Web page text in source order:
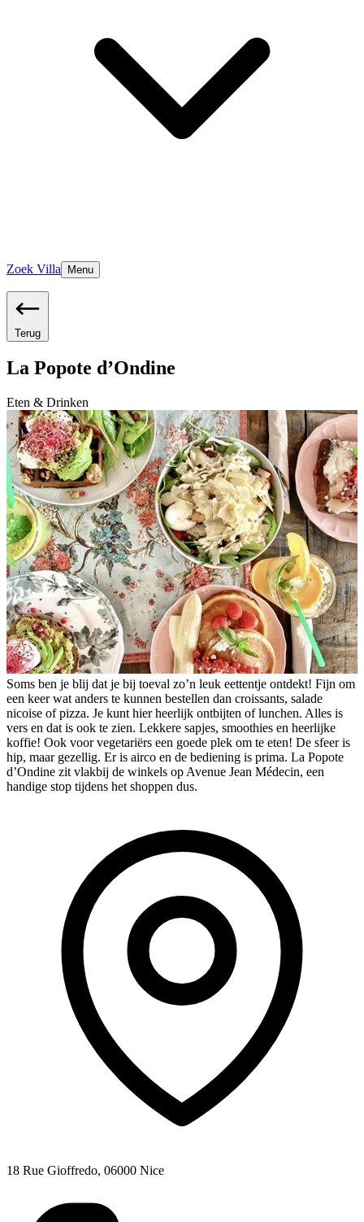
Zoek Villa Menu
Terug
La Popote d’Ondine
Eten & Drinken
Soms ben je blij dat je bij toeval zo’n leuk eettentje ontdekt! Fijn om
een keer wat anders te kunnen bestellen dan croissants, salade
nicoise of pizza. Je kunt hier heerlijk ontbijten of lunchen. Alles is
vers en dat is ook te zien. Lekkere sapjes, smoothies en heerlijke
koffie! Ook voor vegetariërs een goede plek om te eten! De sfeer is
hip, maar gezellig. Er is airco en de bediening is prima. La Popote
d’Ondine zit vlakbij de winkels op Avenue Jean Médecin, een
handige stop tijdens het shoppen dus.
18 Rue Gioffredo, 06000 Nice